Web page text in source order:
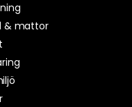
& mattor